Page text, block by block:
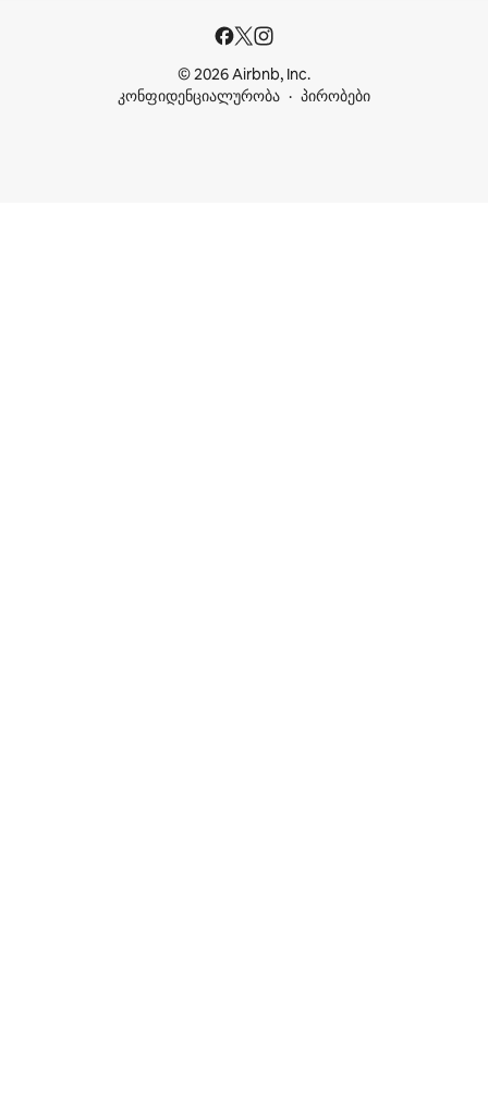
© 2026 Airbnb, Inc.
კონფიდენციალურობა
პირობები